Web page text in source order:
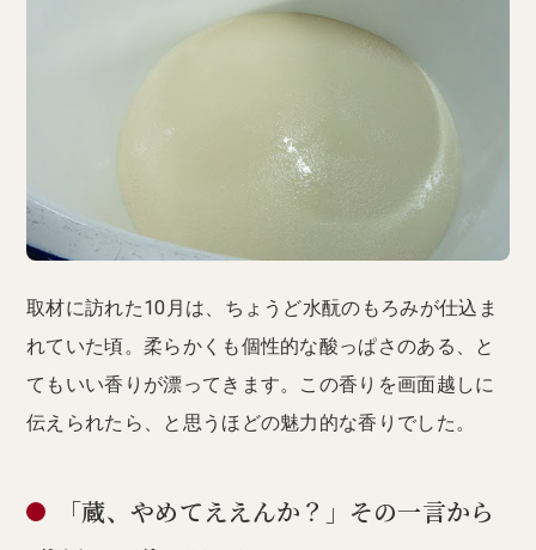
取材に訪れた10月は、ちょうど水酛のもろみが仕込ま
れていた頃。柔らかくも個性的な酸っぱさのある、と
てもいい香りが漂ってきます。この香りを画面越しに
伝えられたら、と思うほどの魅力的な香りでした。
「蔵、やめてええんか？」その一言から